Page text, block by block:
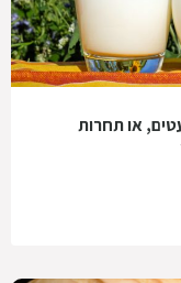
או תחרות